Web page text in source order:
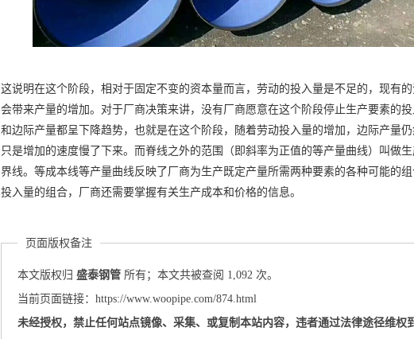
这说明在这个阶段，相对于固定不变的资本量而言，劳动的投入量是不足的，现有
会带来产量的增加。对于厂商决策来讲，没有厂商愿意在这个阶段停止生产要素的
和边际产量都呈下降趋势，也就是在这个阶段，随着劳动投入量的增加，边际产量
只是增加的速度慢了下来。而脊线之外的范围（即斜率为正值的等产量曲线）叫做
界线。等成本线等产量曲线反映了厂商为生产既定产量所需两种要素的各种可能的
投入量的组合，厂商还需要掌握有关生产成本和价格的信息。
页面版权备注
本文版权归盛泰钢管 所有；本文共被查阅 1,092 次。
当前页面链接：https://www.woopipe.com/874.html
未经授权，禁止任何站点镜像、采集、或复制本站内容，违者通过法律途径维权